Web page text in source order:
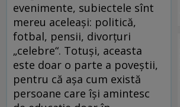
evenimente, subiectele sînt
mereu aceleaşi: politică,
fotbal, pensii, divorţuri
„celebre“. Totuşi, aceasta
este doar o parte a poveştii,
pentru că aşa cum există
persoane care îşi amintesc